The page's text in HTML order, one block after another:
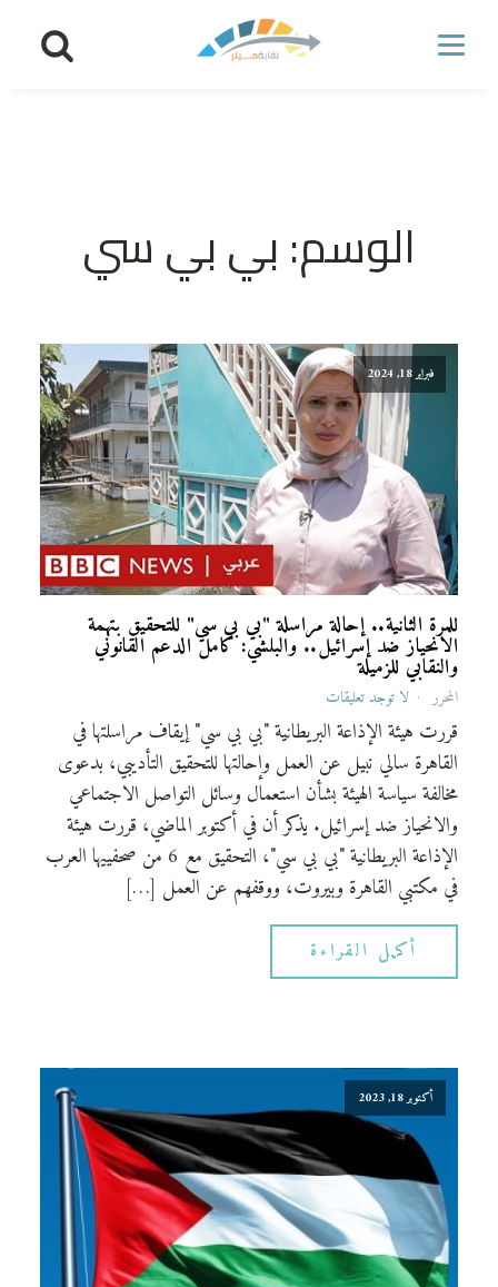
الوسم:بي بي سي
فبراير 18, 2024
للمرة الثانية.. إحالة مراسلة "بي بي سي" للتحقيق بتهمة
الانحياز ضد إسرائيل.. والبلشي: كامل الدعم القانوني
والنقابي للزميلة
المحرر لا توجد تعليقات
قررت هيئة الإذاعة البريطانية "بي بي سي" إيقاف مراسلتها في
القاهرة سالي نبيل عن العمل وإحالتها للتحقيق التأديبي، بدعوى
مخالفة سياسة الهيئة بشأن استعمال وسائل التواصل الاجتماعي
والانحياز ضد إسرائيل. يذكر أن في أكتوبر الماضي، قررت هيئة
الإذاعة البريطانية "بي بي سي"، التحقيق مع 6 من صحفييها العرب
في مكتبي القاهرة وبيروت، ووقفهم عن العمل […]
أكمل القراءة
أكتوبر 18, 2023